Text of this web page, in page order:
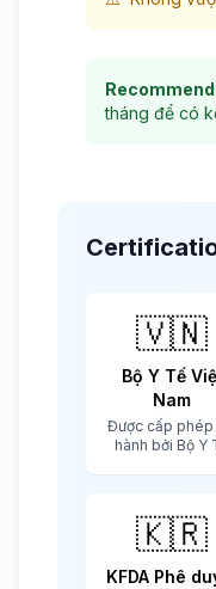
tháng để có
🇻🇳
Bộ Y Tế
Nam
Được cấp phép
hành bởi Bộ Y
🇰🇷
KFDA Phê